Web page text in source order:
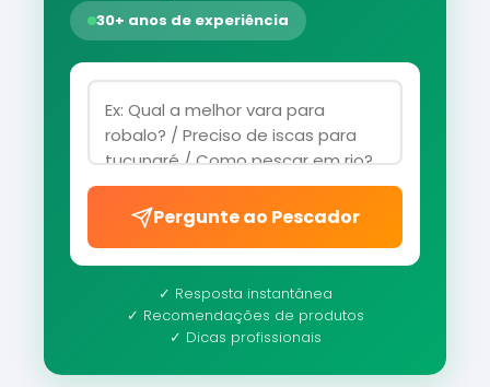
30+ anos de experiência
Pergunte ao Pescador
✓ Resposta instantânea
✓ Recomendações de produtos
✓ Dicas profissionais